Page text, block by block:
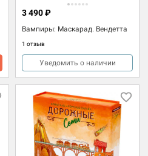
Вампиры: Маскарад. Вендетта
1 отзыв
3 490 ₽
Уведомить о наличии